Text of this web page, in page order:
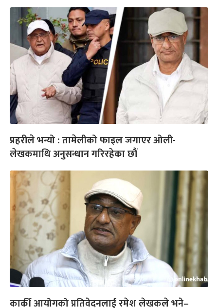
प्रहरीले भन्यो : तामेलीको फाइल जगाएर ओली-
लेखकमाथि अनुसन्धान गरिरहेका छौं
कार्की आयोगको प्रतिवेदनलाई रमेश लेखकले भने–